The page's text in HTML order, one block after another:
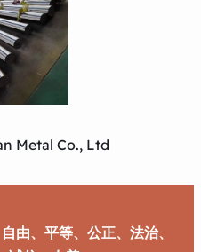
Metal Co., Ltd
由、平等、公正、法治、